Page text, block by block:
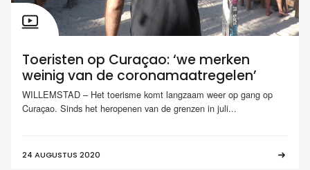
Toeristen op Curaçao: ‘we merken
weinig van de coronamaatregelen’
WILLEMSTAD – Het toerisme komt langzaam weer op gang op
Curaçao. Sinds het heropenen van de grenzen in juli...
24 AUGUSTUS 2020